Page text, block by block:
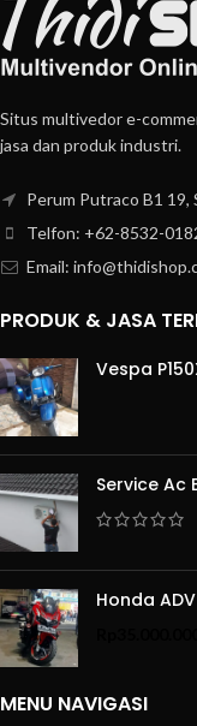
Situs multivedor e-
jasa dan produk industri.
Perum Putraco B1 19,
Telfon: +62-8532-
Email:
PRODUK & JASA
Vespa
Service Ac
Honda
MENU NAVIGASI